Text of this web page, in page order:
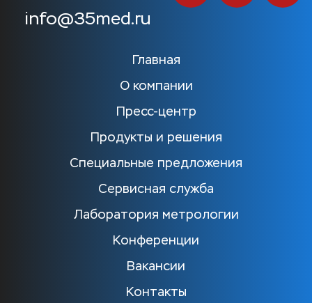
Главная
О компании
Пресс-центр
Продукты и решения
Специальные предложения
Сервисная служба
Лаборатория метрологии
Конференции
Вакансии
Контакты
info@35med.ru